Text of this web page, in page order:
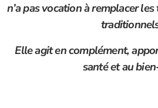
n’a pas vocation à remplacer
Elle agit en complément,
santé et au